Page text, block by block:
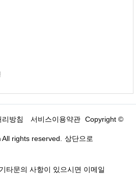
방침 서비스이용약관 Copyright ©
All rights reserved. 상단으로
타문의 사항이 있으시면 이메일